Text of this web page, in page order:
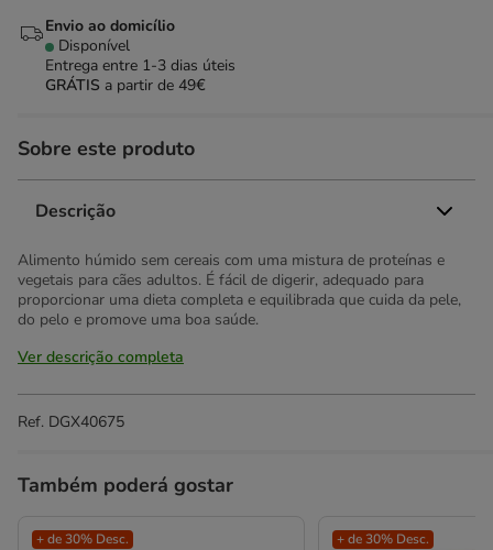
Envio ao domicílio
Disponível
Entrega entre 1-3 dias úteis
GRÁTIS a partir de 49€
Sobre este produto
Descrição
Alimento húmido sem cereais com uma mistura de proteínas e
vegetais para cães adultos. É fácil de digerir, adequado para
proporcionar uma dieta completa e equilibrada que cuida da pele,
do pelo e promove uma boa saúde.
Ver descrição completa
Ref. DGX40675
Também poderá gostar
+ de 30% Desc. + de 30% Desc.